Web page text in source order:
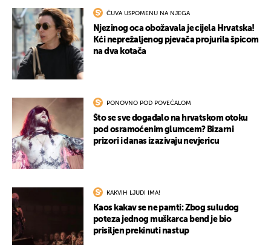
ČUVA USPOMENU NA NJEGA
Njezinog oca obožavala je cijela Hrvatska!
Kći neprežaljenog pjevača projurila špicom
na dva kotača
PONOVNO POD POVEĆALOM
Što se sve događalo na hrvatskom otoku
pod osramoćenim glumcem? Bizarni
prizori i danas izazivaju nevjericu
KAKVIH LJUDI IMA!
Kaos kakav se ne pamti: Zbog suludog
poteza jednog muškarca bend je bio
prisiljen prekinuti nastup
UKLJUČITE NOTIFIKACIJE